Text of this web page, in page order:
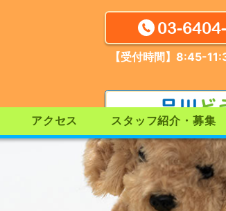
03-
【受付時間】8:45-
アクセス スタッフ紹介・募集